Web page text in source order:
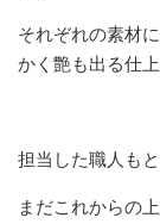
それぞれの素材
かく艶も出る仕
担当した職人も
まだこれからの